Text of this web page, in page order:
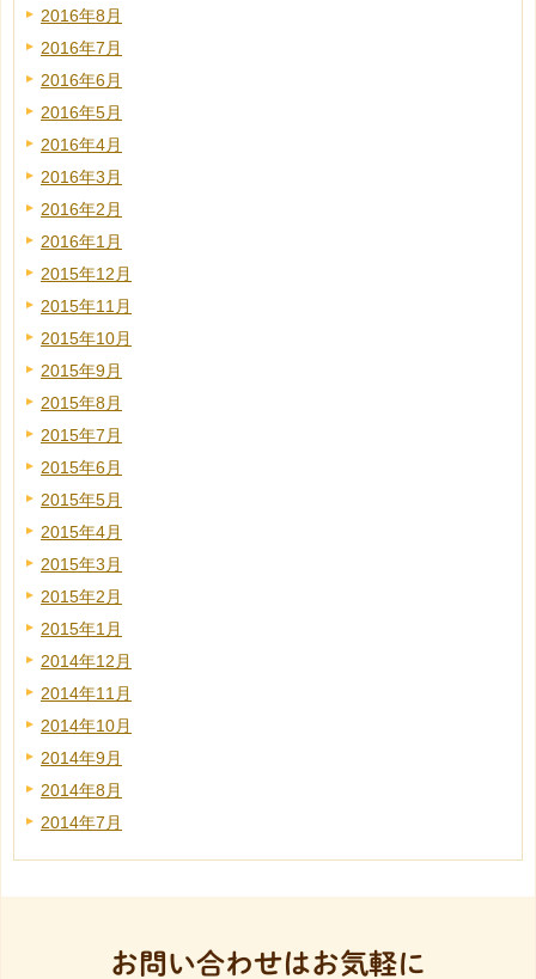
2016年8月
2016年7月
2016年6月
2016年5月
2016年4月
2016年3月
2016年2月
2016年1月
2015年12月
2015年11月
2015年10月
2015年9月
2015年8月
2015年7月
2015年6月
2015年5月
2015年4月
2015年3月
2015年2月
2015年1月
2014年12月
2014年11月
2014年10月
2014年9月
2014年8月
2014年7月
お問い合わせはお気軽に